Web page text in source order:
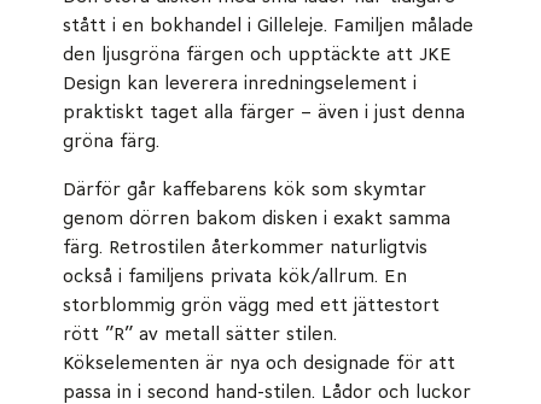
stått i en bokhandel i Gilleleje. Familjen målade
den ljusgröna färgen och upptäckte att JKE
Design kan leverera inredningselement i
praktiskt taget alla färger – även i just denna
gröna färg.
Därför går kaffebarens kök som skymtar
genom dörren bakom disken i exakt samma
färg. Retrostilen återkommer naturligtvis
också i familjens privata kök/allrum. En
storblommig grön vägg med ett jättestort
rött ”R” av metall sätter stilen.
Kökselementen är nya och designade för att
passa in i second hand-stilen. Lådor och luckor